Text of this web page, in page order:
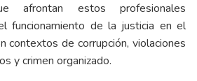
afrontan estos profesionales
funcionamiento de la justicia en el
contextos de corrupción, violaciones
y crimen organizado.